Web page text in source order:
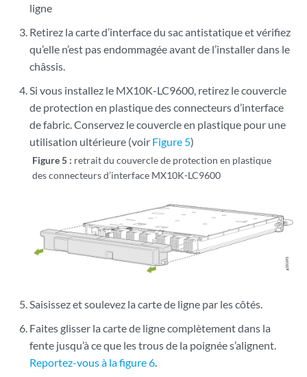
ligne
Retirez la carte d’interface du sac antistatique et vérifiez
qu’elle n’est pas endommagée avant de l’installer dans le
châssis.
Si vous installez le MX10K-LC9600, retirez le couvercle
de protection en plastique des connecteurs d’interface
de fabric. Conservez le couvercle en plastique pour une
utilisation ultérieure (voir Figure 5)
Figure 5 : retrait du couvercle de protection en plastique
des connecteurs d’interface MX10K-LC9600
Saisissez et soulevez la carte de ligne par les côtés.
Faites glisser la carte de ligne complètement dans la
fente jusqu’à ce que les trous de la poignée s’alignent.
Reportez-vous à la figure 6.